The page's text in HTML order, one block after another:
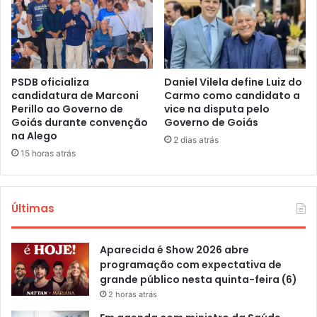
PSDB oficializa
candidatura de Marconi
Perillo ao Governo de
Goiás durante convenção
na Alego
15 horas atrás
Daniel Vilela define Luiz do
Carmo como candidato a
vice na disputa pelo
Governo de Goiás
2 dias atrás
Últimas
Aparecida é Show 2026 abre
programação com expectativa de
grande público nesta quinta-feira (6)
2 horas atrás